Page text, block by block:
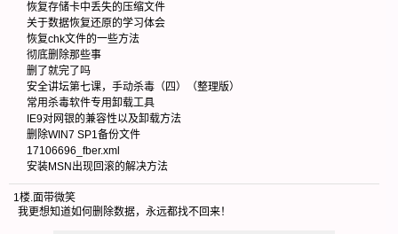
恢复存储卡中丢失的压缩文件
关于数据恢复还原的学习体会
恢复chk文件的一些方法
彻底删除那些事
删了就完了吗
安全讲坛第七课，手动杀毒（四）（整理版）
常用杀毒软件专用卸载工具
IE9对网银的兼容性以及卸载方法
删除WIN7 SP1备份文件
17106696_fber.xml
安装MSN出现回滚的解决方法
1楼.面带微笑
我更想知道如何删除数据，永远都找不回来！